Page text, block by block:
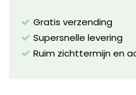
Gratis verzending
Supersnelle levering
Ruim zichttermijn en